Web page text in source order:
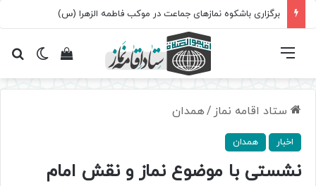
برگزاری باشکوه نمازهای جماعت در موکب فاطمه الزهرا (س)
تغییرمشاهده فهرست
ستاد اقامه نماز /همدان
اخبار همدان
نشستی با موضوع نماز و نقش امام